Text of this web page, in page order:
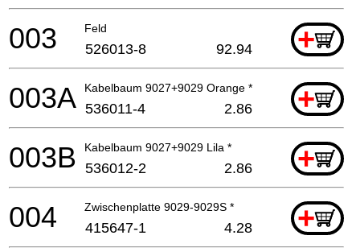
Feld +
003 526013-8 92.94
Kabelbaum 9027+9029 Orange * +
003A 536011-4 2.86
Kabelbaum 9027+9029 Lila * +
003B 536012-2 2.86
Zwischenplatte 9029-9029S * +
004 415647-1 4.28